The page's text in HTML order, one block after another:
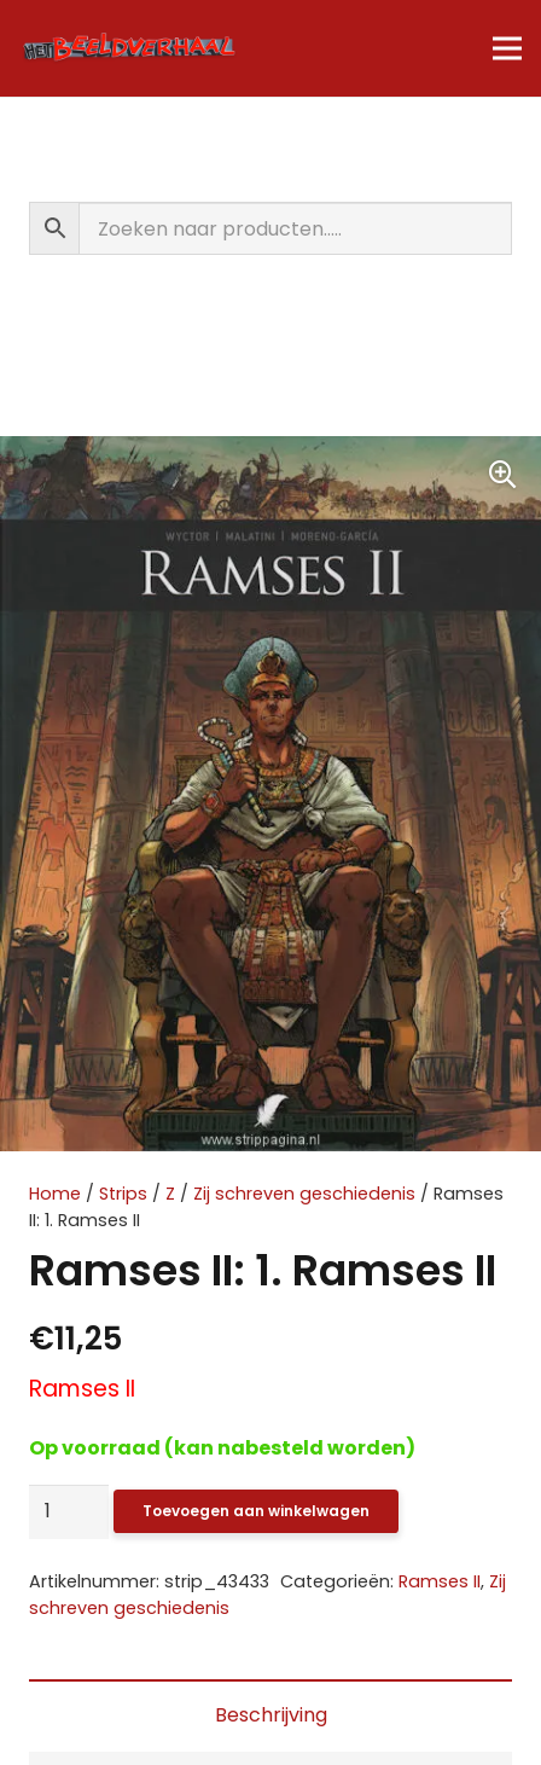
Home / Strips / Z / Zij schreven geschiedenis / Ramses
II: 1. Ramses II
Ramses II: 1. Ramses II
€11,25
Ramses II
Op voorraad (kan nabesteld worden)
Ramses
Ramses
Toevoegen aan winkelwagen
Artikelnummer: strip_43433 Categorieën: Ramses II, Zij
schreven geschiedenis
Beschrijving